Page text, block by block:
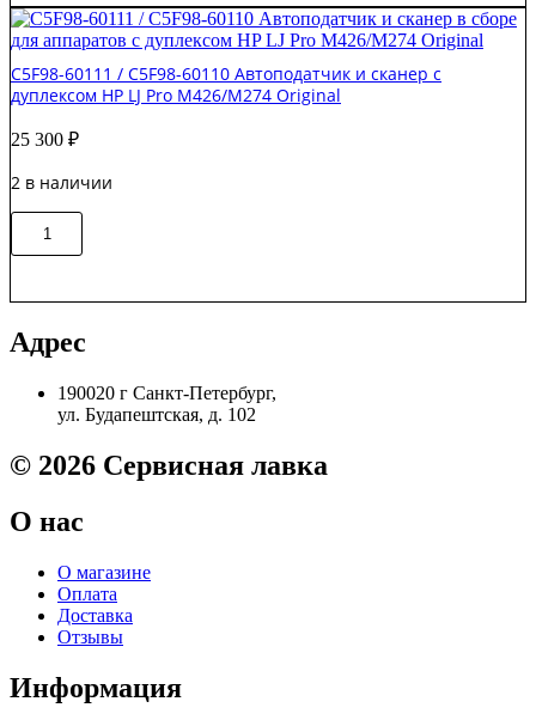
Автоподатчик
в
сборе
(ADF)
HP
M225/M226
C5F98-60111 / C5F98-60110 Автоподатчик и сканер с
дуплексом HP LJ Pro M426/M274 Original
25 300 ₽
2 в наличии
Количество
товара
/
C5F98-
60110
сканер
дуплексом
HP
Pro
Original
Адрес
190020 г Санкт-Петербург,
ул. Будапештская, д. 102
© 2026 Сервисная лавка
О нас
О магазине
Оплата
Доставка
Отзывы
Информация